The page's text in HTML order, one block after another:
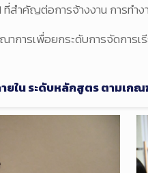
สำคัญต่อการจ้างงาน การทำ
การเพื่อยกระดับการจัดกา
ใน ระดับหลักสูตร ตามเกณ